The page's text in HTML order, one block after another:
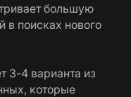
большую
в поисках нового
3-4 варианта из
которые